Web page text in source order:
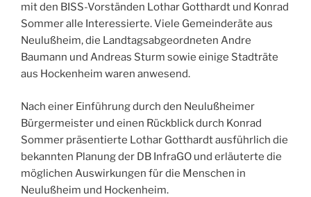
mit den BISS-Vorständen Lothar Gotthardt und Konrad
Sommer alle Interessierte. Viele Gemeinderäte aus
Neulußheim, die Landtagsabgeordneten Andre
Baumann und Andreas Sturm sowie einige Stadträte
aus Hockenheim waren anwesend.
Nach einer Einführung durch den Neulußheimer
Bürgermeister und einen Rückblick durch Konrad
Sommer präsentierte Lothar Gotthardt ausführlich die
bekannten Planung der DB InfraGO und erläuterte die
möglichen Auswirkungen für die Menschen in
Neulußheim und Hockenheim.